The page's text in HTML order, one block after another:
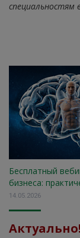
специальностям
Бесплатный
бизнеса:
14.05.2026